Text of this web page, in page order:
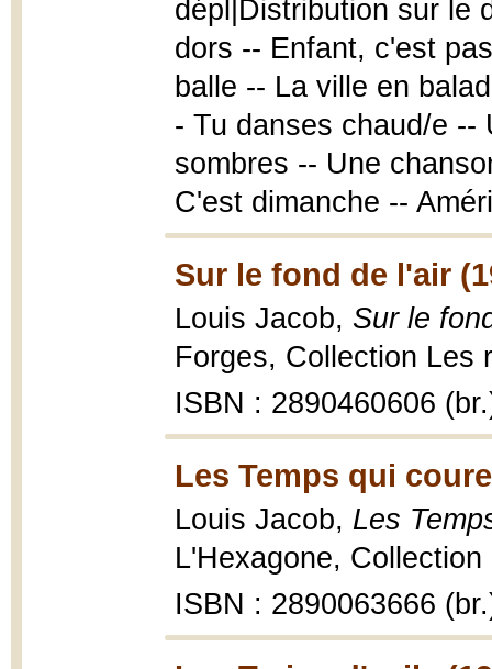
dépl|Distribution sur le
dors -- Enfant, c'est
balle -- La ville en
- Tu danses chaud/e --
sombres -- Une
C'est dimanche --
Sur le fond de l'air
Louis Jacob, Sur le
Forges, Collection Les
ISBN : 2890460606
Les Temps qui
Louis Jacob, Les
L'Hexagone,
ISBN : 2890063666